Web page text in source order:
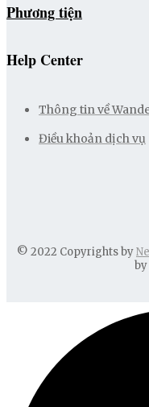
Phương tiện
Help Center
Thông tin về
Điều khoản dịch vụ
© 2022 Copyrights by
by